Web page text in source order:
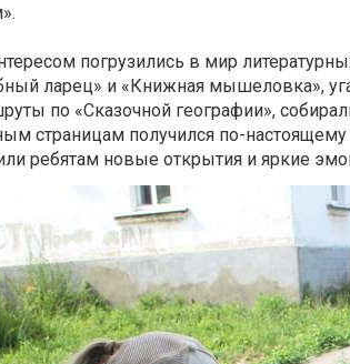
погрузились в мир
ларец» и «Книжная мышеловка»,
по «Сказочной географии»,
страницам получился по-
ребятам новые открытия и яркие